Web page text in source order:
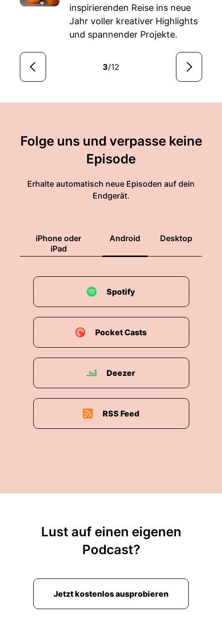
inspirierenden Reise ins neue
Jahr voller kreativer Highlights
und spannender Projekte.
3/12
Folge uns und verpasse keine
Episode
Erhalte automatisch neue Episoden auf dein
Endgerät.
iPhone oder
iPad
Android Desktop
Spotify
Pocket Casts
Deezer
RSS Feed
Lust auf einen eigenen
Podcast?
Jetzt kostenlos ausprobieren